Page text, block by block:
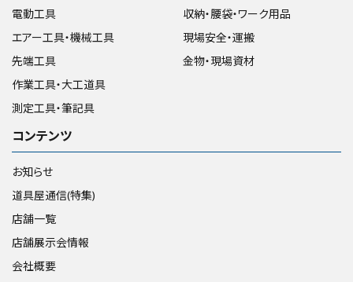
電動工具
エアー工具・機械工具
先端工具
作業工具・大工道具
測定工具・筆記具
収納・腰袋・ワーク用品
現場安全・運搬
金物・現場資材
コンテンツ
お知らせ
道具屋通信(特集)
店舗一覧
店舗展示会情報
会社概要